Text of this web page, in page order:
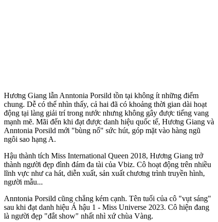
Hương Giang lẫn Anntonia Porsild tồn tại không ít những điểm
chung. Dễ có thể nhìn thấy, cả hai đã có khoảng thời gian dài hoạt
động tại làng giải trí trong nước nhưng không gây được tiếng vang
mạnh mẽ. Mãi đến khi đạt được danh hiệu quốc tế, Hương Giang và
Anntonia Porsild mới "bùng nổ" sức hút, góp mặt vào hàng ngũ
ngôi sao hạng A.
Hậu thành tích Miss International Queen 2018, Hương Giang trở
thành người đẹp đình đám đa tài của Vbiz. Cô hoạt động trên nhiều
lĩnh vực như ca hát, diễn xuất, sản xuất chương trình truyền hình,
người mẫu...
Anntonia Porsild cũng chẳng kém cạnh. Tên tuổi của cô "vụt sáng"
sau khi đạt danh hiệu Á hậu 1 - Miss Universe 2023. Cô hiện đang
là người đẹp "đắt show" nhất nhì xứ chùa Vàng.